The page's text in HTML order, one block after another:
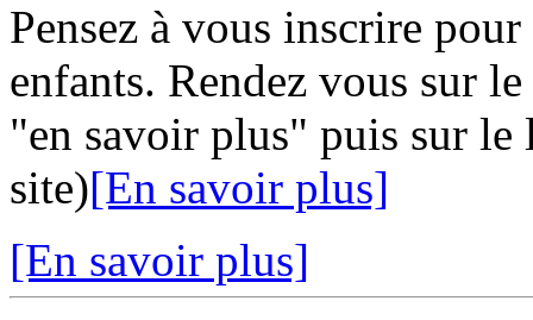
Pensez à vous inscrire
enfants. Rendez vous sur
"en savoir plus" puis sur le
site)[En savoir plus]
[En savoir plus]